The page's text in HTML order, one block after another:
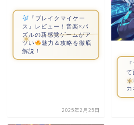
『ブレイクマイケー
ス』レビュー！音楽×パ
ズルの新感覚ゲームがア
ツい
魅力＆攻略を徹底
解説！
2025年2月25日
て
イ
力